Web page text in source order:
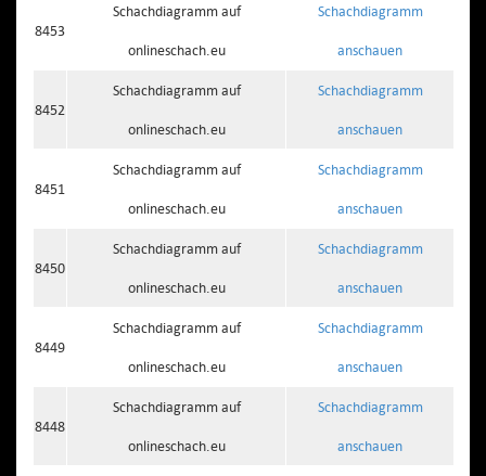
8453
Schachdiagramm auf
onlineschach.eu
Schachdiagramm
anschauen
8452
Schachdiagramm auf
onlineschach.eu
Schachdiagramm
anschauen
8451
Schachdiagramm auf
onlineschach.eu
Schachdiagramm
anschauen
8450
Schachdiagramm auf
onlineschach.eu
Schachdiagramm
anschauen
8449
Schachdiagramm auf
onlineschach.eu
Schachdiagramm
anschauen
8448
Schachdiagramm auf
onlineschach.eu
Schachdiagramm
anschauen